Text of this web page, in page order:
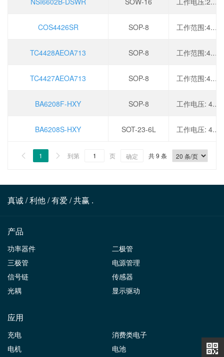
COS4426SR SOP-8 工作范围:4.5V-5.5V,最大输入负压:-5V,输出峰值电流:2A,
TC4428AEOA713 SOP-8 工作范围:4.5V-5.5V,最大输入负压:-5V,输出峰值电流:2A,
TC4427AEOA713 SOP-8 工作范围:4.5V-5.5V,最大输入负压:-5V,输出峰值电流:2A,
BA6208F-HXY SOP-8 工作电压: 4.5-18V,峰值电流: 500mA,待机电流: 0.4mA,
BA6208S-HXY SOT-23-6L 工作电压: 4.5-18V,峰值电流: 500mA,待机电流: 0.4mA,
 1  到第 页 确定 共 9 条
真诚 / 利他 / 有爱 / 共赢 .
产品
功率器件
二极管
三极管
电源管理
信号链
传感器
光耦
显示驱动
应用
充电
消费类电子
电机
电池